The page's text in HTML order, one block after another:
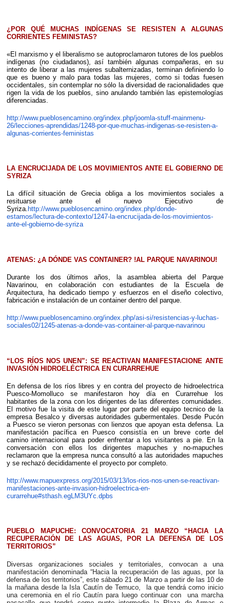
¿POR QUÉ MUCHAS INDÍGENAS SE RESISTEN A ALGUNAS
CORRIENTES FEMINISTAS?
«El marxismo y el liberalismo se autoproclamaron tutores de los pueblos
indígenas (no ciudadanos), así también algunas compañeras, en su
intento de liberar a las mujeres subalternizadas, terminan definiendo lo
que es bueno y malo para todas las mujeres, como si todas fuesen
occidentales, sin contemplar no sólo la diversidad de racionalidades que
rigen la vida de los pueblos, sino anulando también las epistemologías
diferenciadas.
http://www.pueblosencamino.org/index.php/joomla-stuff-mainmenu-
26/lecciones-aprendidas/1248-por-que-muchas-indigenas-se-resisten-a-
algunas-corrientes-feministas
LA ENCRUCIJADA DE LOS MOVIMIENTOS ANTE EL GOBIERNO DE
SYRIZA
La difícil situación de Grecia obliga a los movimientos sociales a
resituarse ante el nuevo Ejecutivo de
Syriza. http://www.pueblosencamino.org/index.php/donde-
estamos/lectura-de-contexto/1247-la-encrucijada-de-los-movimientos-
ante-el-gobierno-de-syriza
ATENAS: ¿A DÓNDE VAS CONTAINER? !AL PARQUE NAVARINOU!
Durante los dos últimos años, la asamblea abierta del Parque
Navarinou, en colaboración con estudiantes de la Escuela de
Arquitectura, ha dedicado tiempo y esfuerzos en el diseño colectivo,
fabricación e instalación de un container dentro del parque.
http://www.pueblosencamino.org/index.php/asi-si/resistencias-y-luchas-
sociales02/1245-atenas-a-donde-vas-container-al-parque-navarinou
“LOS RÍOS NOS UNEN”: SE REACTIVAN MANIFESTACIONE ANTE
INVASIÓN HIDROELÉCTRICA EN CURARREHUE
En defensa de los ríos libres y en contra del proyecto de hidroelectrica
Puesco-Momolluco se manifestaron hoy día en Curarrehue los
habitantes de la zona con los dirigentes de las diferentes comunidades.
El motivo fue la visita de este lugar por parte del equipo tecnico de la
empresa Besalco y diversas autoridades gubermentales. Desde Pucón
a Puesco se vieron personas con lienzos que apoyan esta defensa. La
manifestación pacífica en Puesco consistía en un breve corte del
camino internacional para poder enfrentar a los visitantes a pie. En la
conversación con ellos los dirigentes mapuches y no-mapuches
reclamaron que la empresa nunca consultó a las autoridades mapuches
y se rechazó decididamente el proyecto por completo.
http://www.mapuexpress.org/2015/03/13/los-rios-nos-unen-se-reactivan-
manifestaciones-ante-invasion-hidroelectrica-en-
curarrehue#sthash.egLM3UYc.dpbs
PUEBLO MAPUCHE: CONVOCATORIA 21 MARZO “HACIA LA
RECUPERACIÓN DE LAS AGUAS, POR LA DEFENSA DE LOS
TERRITORIOS”
Diversas organizaciones sociales y territoriales, convocan a una
manifestación denominada “Hacia la recuperación de las aguas, por la
defensa de los territorios”, este sábado 21 de Marzo a partir de las 10 de
la mañana desde la Isla Cautín de Temuco, la que tendrá como inicio
una ceremonia en el río Cautín para luego continuar con una marcha